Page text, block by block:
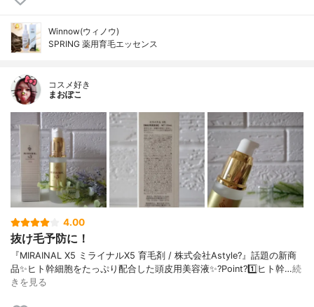
Winnow(ウィノウ)
SPRING 薬用育毛エッセンス
コスメ好き
まおぽこ
4.00
抜け毛予防に！
『MIRAINAL X5 ミライナルX5 育毛剤 / 株式会社Astyle?』話題の新商
品✨ヒト幹細胞をたっぷり配合した頭皮用美容液✨?Point?1️⃣ヒト幹…続
きを見る